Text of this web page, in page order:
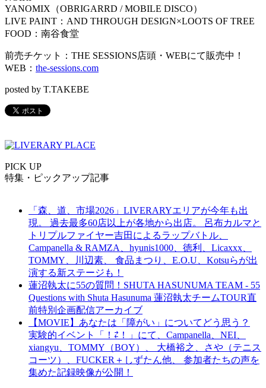
YANOMIX（OBRIGARRD / MOBILE DISCO）
LIVE PAINT：AND THROUGH DESIGN×LOOTS OF TREE
FOOD：南谷食堂
前売チケット：THE SESSIONS店頭・WEBにて販売中！
WEB： the-sessions.com
posted by T.TAKEBE
PICK UP
特集・ピックアップ記事
「森、道、市場2026」LIVERARYエリアが今年も出
現。 過去最多60店以上が各地から出店。 呂布カルマと
トリプルファイヤー吉田によるラップバトル、
Campanella & RAMZA、hyunis1000、徳利、Licaxxx、
TOMMY、川辺素、 食品まつり、E.O.U、Kotsuらが出
演する新ステージも！
蓮沼執太に55の質問！SHUTA HASUNUMA TEAM - 55
Questions with Shuta Hasunuma 蓮沼執太チームTOUR直
前特別企画配信アーカイブ
【MOVIE】あなたは「障がい」についてどう思う？
実験的イベント「！⇄！」にて、Campanella、NEI、
xiangyu、TOMMY（BOY）、 大橋裕之、さや（テニス
コーツ）、FUCKER＋しずたん他、 参加者たちの声を
集めた記録映像が公開！